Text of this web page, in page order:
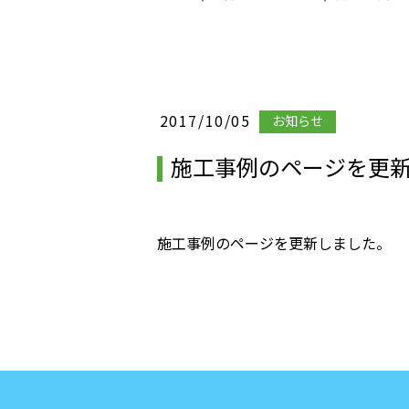
2017/10/05 お知らせ
施工事例のページを更
施工事例のページを更新しました。